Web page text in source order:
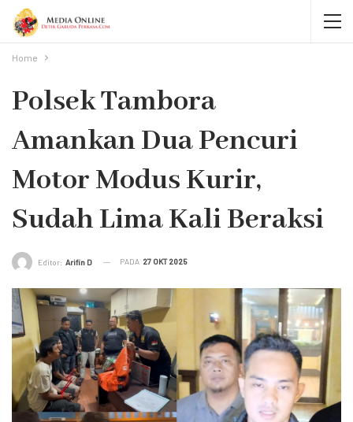
Home
Polsek Tambora
Amankan Dua Pencuri
Motor Modus Kurir,
Sudah Lima Kali Beraksi
Editor: Arifin D PADA 27 OKT 2025